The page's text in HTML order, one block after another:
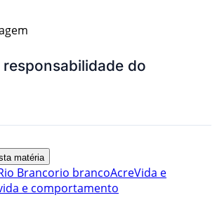
do
matéria
Brancorio brancoAcreVida e
e comportamento